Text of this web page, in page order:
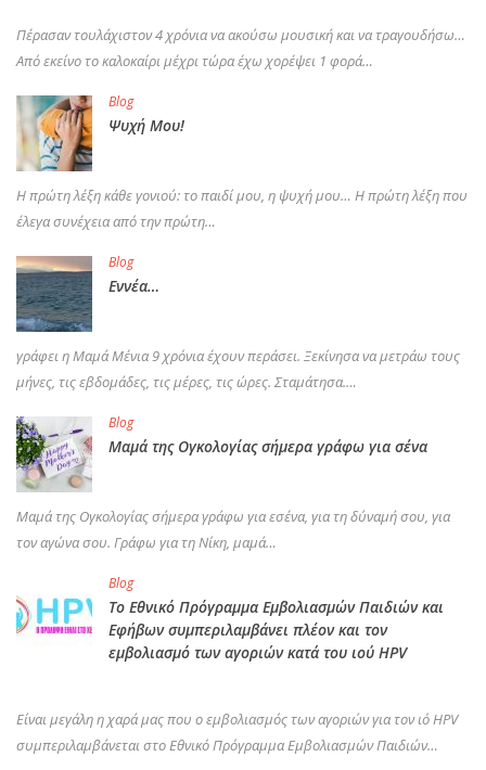
Πέρασαν τουλάχιστον 4 χρόνια να ακούσω μουσική και να τραγουδήσω…
Από εκείνο το καλοκαίρι μέχρι τώρα έχω χορέψει 1 φορά…
Blog
Ψυχή Μου!
Η πρώτη λέξη κάθε γονιού: το παιδί μου, η ψυχή μου… Η πρώτη λέξη που
έλεγα συνέχεια από την πρώτη…
Blog
Εννέα…
γράφει η Μαμά Μένια 9 χρόνια έχουν περάσει. Ξεκίνησα να μετράω τους
μήνες, τις εβδομάδες, τις μέρες, τις ώρες. Σταμάτησα.…
Blog
Μαμά της Ογκολογίας σήμερα γράφω για σένα
Μαμά της Ογκολογίας σήμερα γράφω για εσένα, για τη δύναμή σου, για
τον αγώνα σου. Γράφω για τη Νίκη, μαμά…
Blog
Το Εθνικό Πρόγραμμα Εμβολιασμών Παιδιών και
Εφήβων συμπεριλαμβάνει πλέον και τον
εμβολιασμό των αγοριών κατά του ιού HPV
Είναι μεγάλη η χαρά μας που ο εμβολιασμός των αγοριών για τον ιό HPV
συμπεριλαμβάνεται στο Εθνικό Πρόγραμμα Εμβολιασμών Παιδιών…